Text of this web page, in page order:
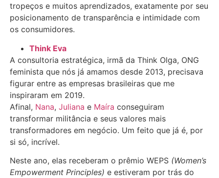
tropeços e muitos aprendizados, exatamente por seu
posicionamento de transparência e intimidade com
os consumidores.
Think Eva
A consultoria estratégica, irmã da Think Olga, ONG
feminista que nós já amamos desde 2013, precisava
figurar entre as empresas brasileiras que me
inspiraram em 2019.
Afinal, Nana, Juliana e Maíra conseguiram
transformar militância e seus valores mais
transformadores em negócio. Um feito que já é, por
si só, incrível.
Neste ano, elas receberam o prêmio WEPS (Women’s
Empowerment Principles) e estiveram por trás do